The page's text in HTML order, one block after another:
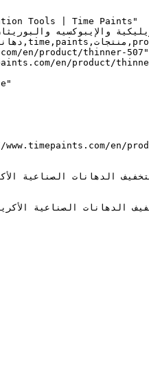
Tools | Time Paints"
en/product/thinner-507"
en/product/
en/
الدهانات الصناعية